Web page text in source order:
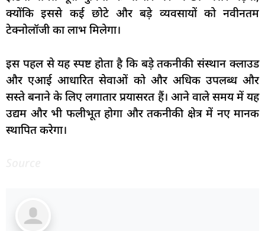
क्योंकि इससे कई छोटे और बड़े व्यवसायों को नवीनतम
टेक्नोलॉजी का लाभ मिलेगा।
इस पहल से यह स्पष्ट होता है कि बड़े तकनीकी संस्थान क्लाउड
और एआई आधारित सेवाओं को और अधिक उपलब्ध और
सस्ते बनाने के लिए लगातार प्रयासरत हैं। आने वाले समय में यह
उद्यम और भी फलीभूत होगा और तकनीकी क्षेत्र में नए मानक
स्थापित करेगा।